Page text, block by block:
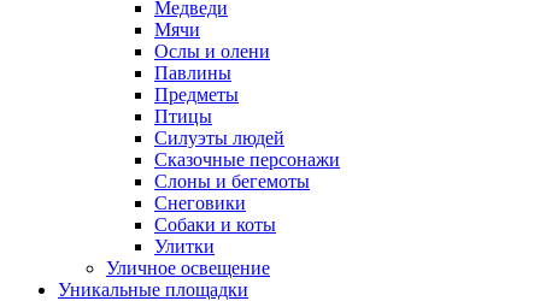
Медведи
Мячи
Ослы и олени
Павлины
Предметы
Птицы
Силуэты людей
Сказочные персонажи
Слоны и бегемоты
Снеговики
Собаки и коты
Улитки
Уличное освещение
Уникальные площадки